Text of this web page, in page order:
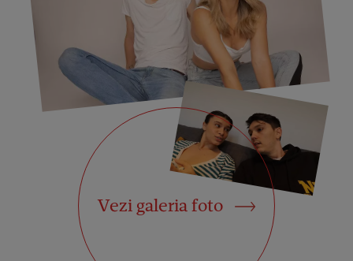
Vezi galeria foto